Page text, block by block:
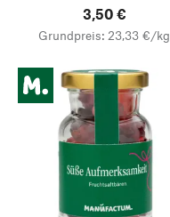
3,50 €
Grundpreis: 23,33 €/kg